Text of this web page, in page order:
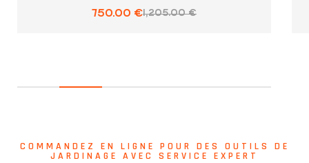
1,205.00€
750.00 €
COMMANDEZ EN LIGNE POUR DES OUTILS DE
JARDINAGE AVEC SERVICE EXPERT